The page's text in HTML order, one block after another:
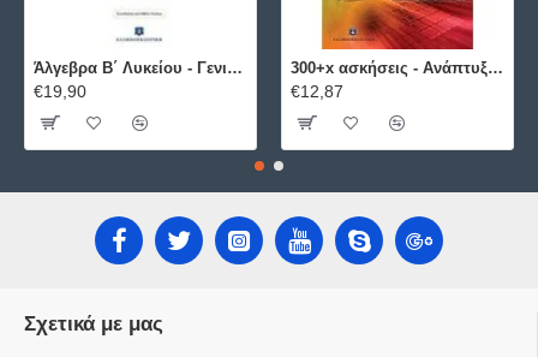
Άλγεβρα B΄ Λυκείου - Γενικής Παιδείας ΕΛΛΗΝΟΕΚΔΟΤΙΚΗ
€19,90
300+x ασκήσεις - Ανάπτυξη Εφαρμογών σε Προγραμματιστικό Περιβάλλον ΕΛΛΗΝΟΕΚΔΟΤΙΚΗ
€12,87
Σχετικά με μας